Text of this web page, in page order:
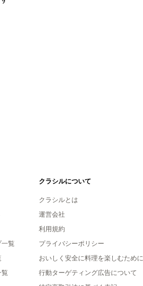
覧
クラシルについて
クラシルとは
運営会社
利用規約
プライバシーポリシー
おいしく安全に料理を楽しむために
行動ターゲティング広告について